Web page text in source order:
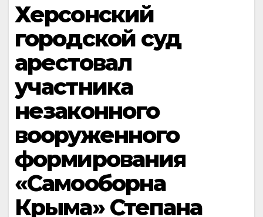
Херсонский
городской суд
арестовал
участника
незаконного
вооруженного
формирования
«Самооборна
Крыма» Степана